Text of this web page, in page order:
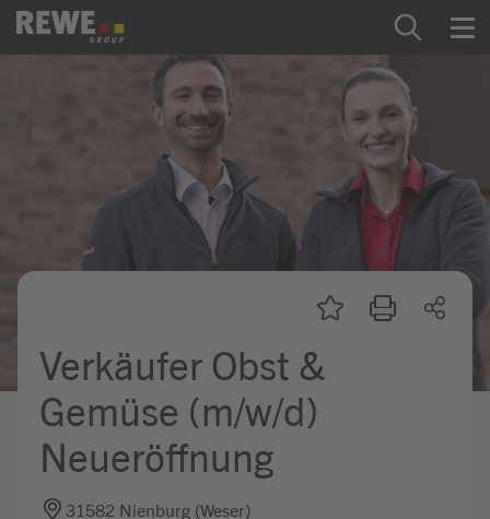
Zum Inhalt springen
Startseite
REWE Group als Arbeitgeber
Ausbildung & Studium
Praktikum & Werkstudium
Mein Kandidat:innenprofil
Verkäufer Obst &
Gemüse (m/w/d)
Neueröffnung
31582 Nienburg (Weser)